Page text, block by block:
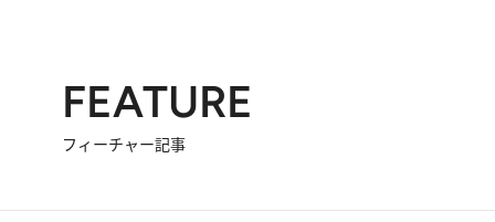
FEATURE
フィーチャー記事